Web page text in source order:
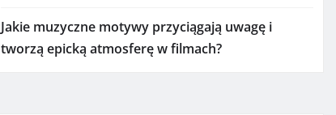
Jakie muzyczne motywy przyciągają uwagę i
tworzą epicką atmosferę w filmach?